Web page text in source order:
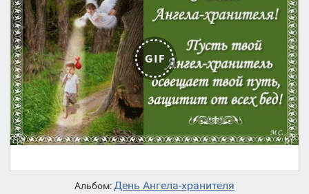
Альбом:День Ангела-хранителя